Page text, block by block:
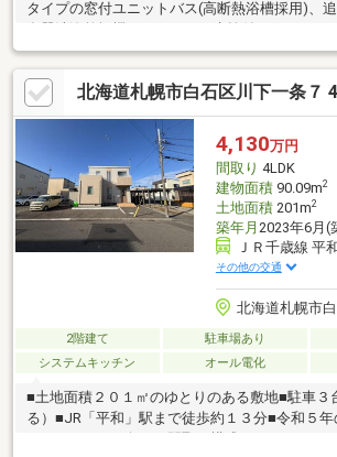
タイプの窓付ユニットバス(高断熱浴槽採用)、
ン＆収納に便利なカップボード付●17.5帖の
コミュニケーションの取りやすい居間階段●各
洗いカウンター付、ウォシュレット付タンクレ
ビーカーやカート、季節用品の収納にも便利！
ローク付●新鮮な空気を供給する24時間集中換
駐車2台可(車種により)
北海道札幌市白石区川下一条７
4,130万円
間取り 4LDK
建物面積90.09m2
土地面積201m2
築年月 2023年6月(
ＪＲ千歳線 平
その他の交通
北海道札幌市
2階建て 駐車場あり
システムキッチン
オール電化
■土地面積２０１㎡のゆとりのある敷地■駐車３
る）■JR「平和」駅まで徒歩約１３分■令和５年
LDKファミリー向けの間取り構成